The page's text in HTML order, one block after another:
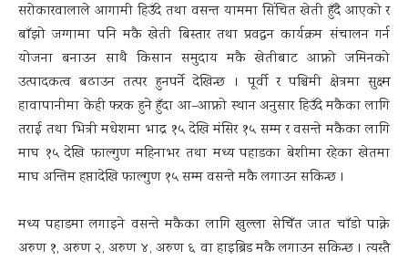
सरोकारवालाले आगामी हिउँदे तथा वसन्त याममा सिंचित खेती हुँदै आएको र
बाँझो जग्गामा पनि मकै खेती बिस्तार तथा प्रवद्धन कार्यक्रम संचालन गर्न
योजना बनाउन साथै किसान समुदाय मकै खेतीबाट आफ्नो जमिनको
उत्पादकत्व बढाउन तत्पर हुनपर्ने देखिन्छ । पूर्वी र पश्चिमी क्षेत्रमा सुक्ष्म
हावापानीमा केही फरक हुने हुँदा आ–आफ्नो स्थान अनुसार हिउँदे मकैका लागि
तराई तथा भित्री मधेशमा भाद्र १५ देखि मंसिर १५ सम्म र वसन्ते मकैका लागि
माघ १५ देखि फाल्गुण महिनाभर तथा मध्य पहाडका बेशीमा रहेका खेतमा
माघ अन्तिम हप्तादेखि फाल्गुण १५ सम्म वसन्ते मकै लगाउन सकिन्छ ।
मध्य पहाडमा लगाइने वसन्ते मकैका लागि खुल्ला सेचिँत जात चाँडो पाक्ने
अरुण १, अरुण २, अरुण ४, अरुण ६ वा हाइब्रिड मकै लगाउन सकिन्छ । त्यस्तै